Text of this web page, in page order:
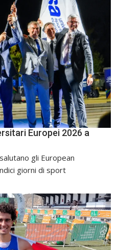
Europei 2026 a
gli European
giorni di sport